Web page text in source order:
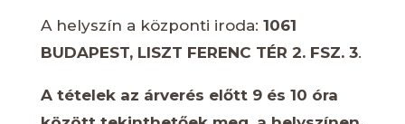
A helyszín a központi iroda: 1061
BUDAPEST, LISZT FERENC TÉR 2. FSZ. 3.
A tételek az árverés előtt 9 és 10 óra